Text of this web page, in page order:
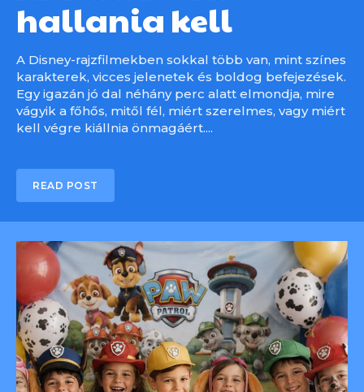
hallania kell
A Disney-rajzfilmekben sokkal több van, mint színes
karakterek, vicces jelenetek és boldog befejezések.
Egy igazán jó dal néhány perc alatt elmondja, mire
vágyik a főhős, mitől fél, miért szerelmes, vagy miért
kell végre kiállnia önmagáért....
READ POST